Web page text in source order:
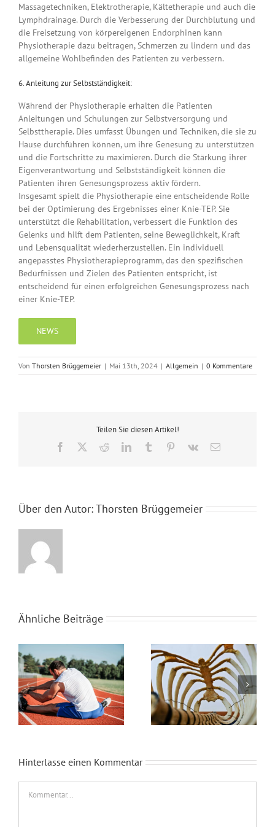
Massagetechniken, Elektrotherapie, Kältetherapie und auch die
Lymphdrainage. Durch die Verbesserung der Durchblutung und
die Freisetzung von körpereigenen Endorphinen kann
Physiotherapie dazu beitragen, Schmerzen zu lindern und das
allgemeine Wohlbefinden des Patienten zu verbessern.
6. Anleitung zur Selbstständigkeit:
Während der Physiotherapie erhalten die Patienten
Anleitungen und Schulungen zur Selbstversorgung und
Selbsttherapie. Dies umfasst Übungen und Techniken, die sie zu
Hause durchführen können, um ihre Genesung zu unterstützen
und die Fortschritte zu maximieren. Durch die Stärkung ihrer
Eigenverantwortung und Selbstständigkeit können die
Patienten ihren Genesungsprozess aktiv fördern.
Insgesamt spielt die Physiotherapie eine entscheidende Rolle
bei der Optimierung des Ergebnisses einer Knie-TEP. Sie
unterstützt die Rehabilitation, verbessert die Funktion des
Gelenks und hilft dem Patienten, seine Beweglichkeit, Kraft
und Lebensqualität wiederherzustellen. Ein individuell
angepasstes Physiotherapieprogramm, das den spezifischen
Bedürfnissen und Zielen des Patienten entspricht, ist
entscheidend für einen erfolgreichen Genesungsprozess nach
einer Knie-TEP.
NEWS
Von Thorsten Brüggemeier | Mai 13th, 2024 | Allgemein | 0 Kommentare
Teilen Sie diesen Artikel!
Facebook RedditLinkedInTumblr Pinterest
Vk
E-
Über den Autor:Thorsten Brüggemeier
Ähnliche Beiträge
Heben und Tragen
Craniomandibuläre
Dysfunktion (CMD)
Hinterlasse einen Kommentar